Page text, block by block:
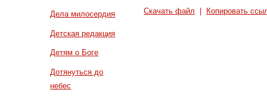
Дела милосердия
Детская редакция
Детям о Боге
Дотянуться до
небес
Скачать файл Копировать